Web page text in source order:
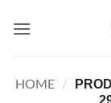
HOME /